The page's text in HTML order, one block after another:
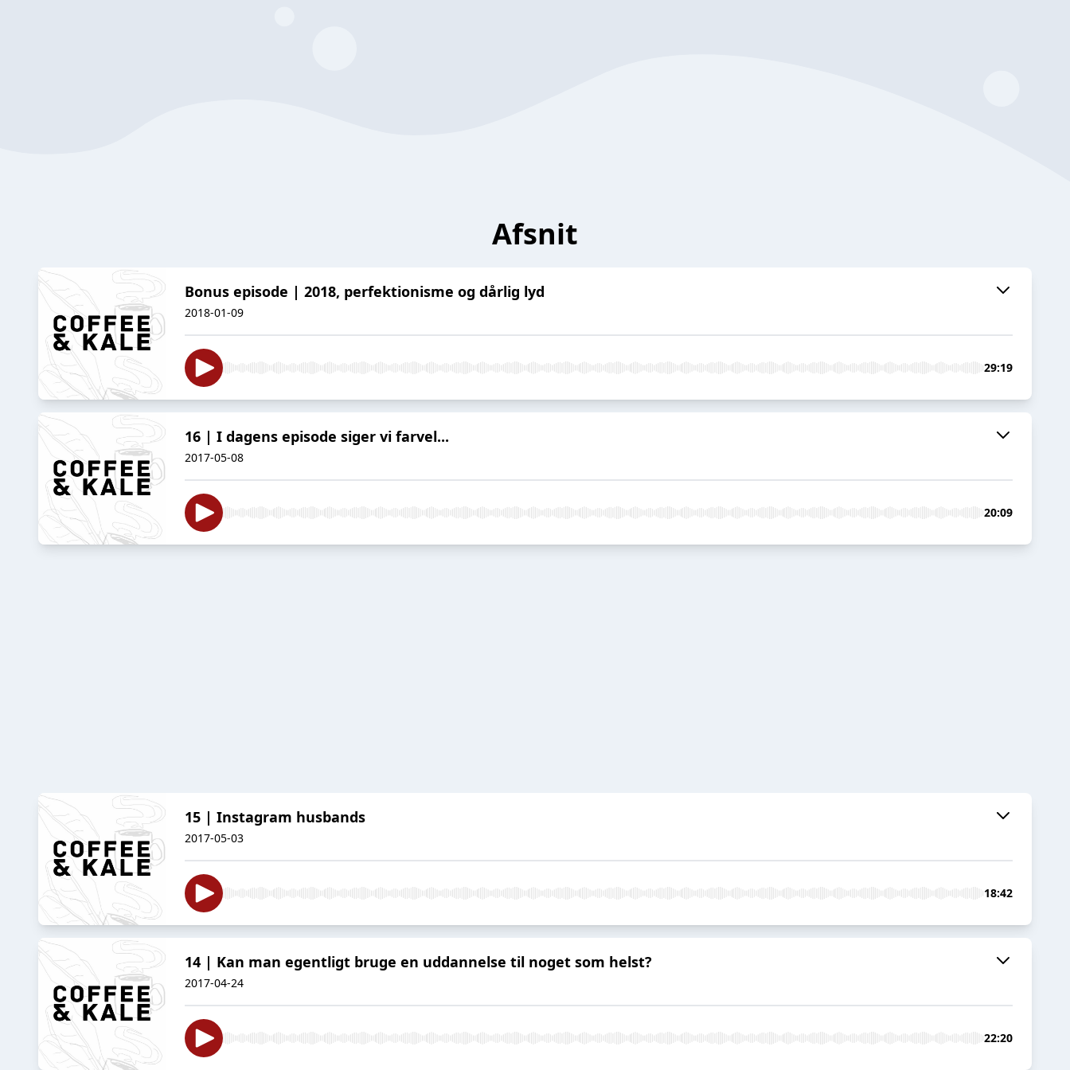
Afsnit
Bonus episode | 2018, perfektionisme og dårlig lyd
2018-01-09
29:19
16 | I dagens episode siger vi farvel...
2017-05-08
20:09
15 | Instagram husbands
2017-05-03
18:42
14 | Kan man egentligt bruge en uddannelse til noget som helst?
2017-04-24
22:20